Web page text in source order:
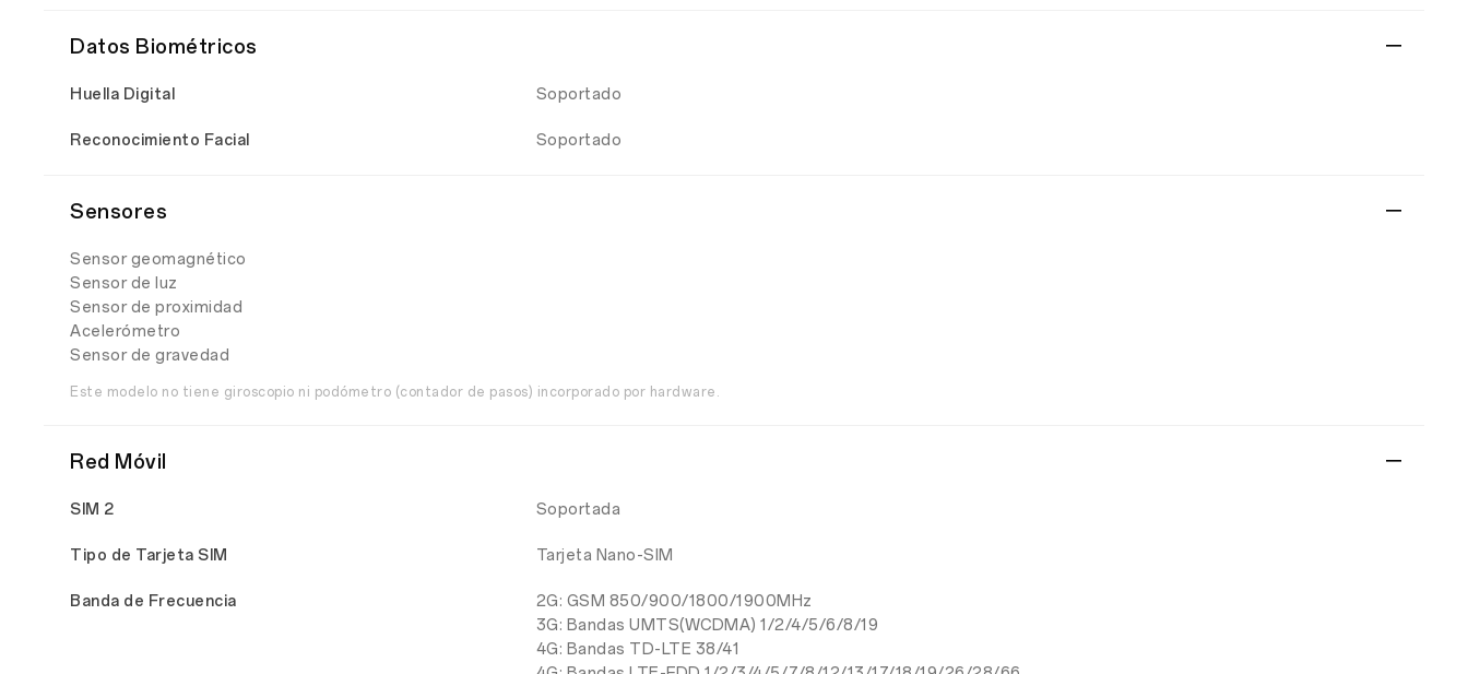
Datos Biométricos
Huella Digital Soportado
Reconocimiento Facial Soportado
Sensores
Sensor geomagnético
Sensor de luz
Sensor de proximidad
Acelerómetro
Sensor de gravedad
Este modelo no tiene giroscopio ni podómetro (contador de pasos) incorporado por hardware.
Red Móvil
SIM 2 Soportada
Tipo de Tarjeta SIM Tarjeta Nano-SIM
Banda de Frecuencia
2G: GSM 850/900/1800/1900MHz
3G: Bandas UMTS(WCDMA) 1/2/4/5/6/8/19
4G: Bandas TD-LTE 38/41